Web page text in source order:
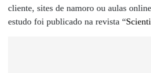
cliente, sites de namoro ou aulas
estudo foi publicado na revista “